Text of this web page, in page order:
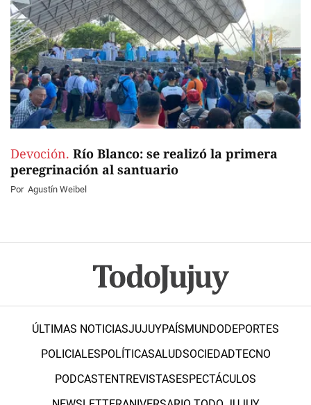
Devoción. Río Blanco: se realizó la primera
peregrinación al santuario
Por Agustín Weibel
ÚLTIMAS NOTICIASJUJUYPAÍSMUNDODEPORTES
POLICIALESPOLÍTICASALUDSOCIEDADTECNO
PODCASTENTREVISTASESPECTÁCULOS